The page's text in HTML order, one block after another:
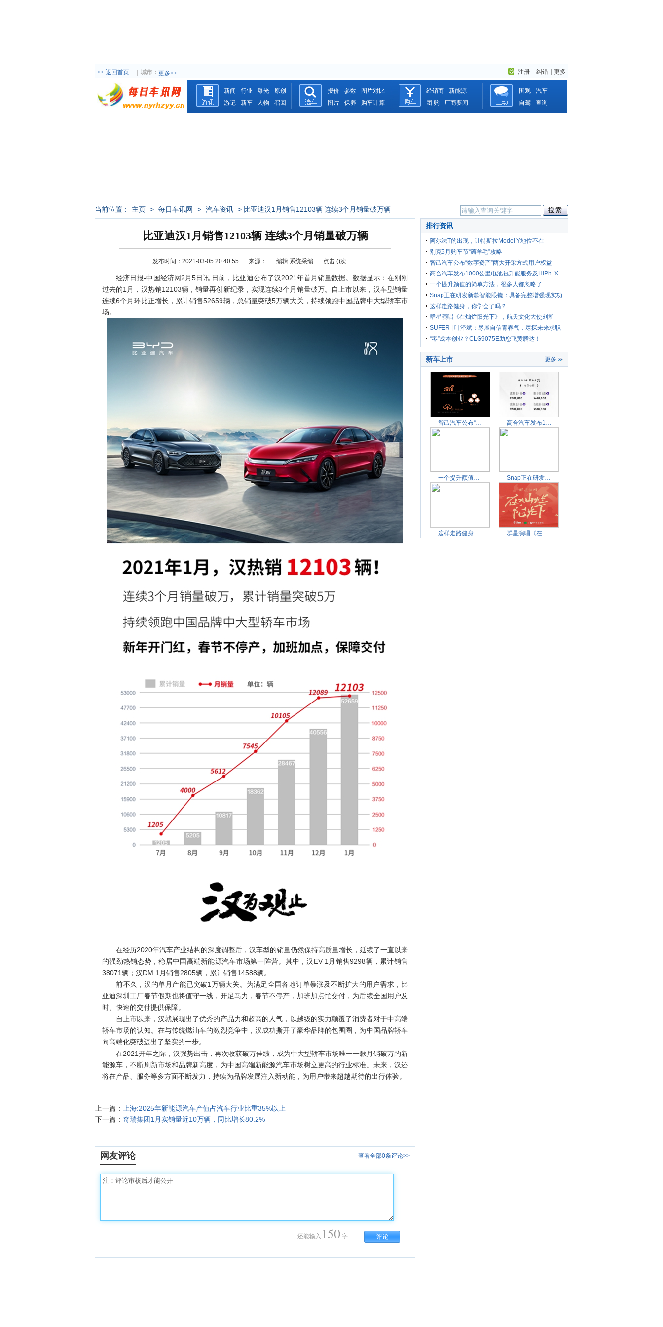
注册 纠错 更多
<< 返回首页 城市： 更多>>
新闻 行业 曝光
原创
游记
新车 人物 召回
报价 参数
图片对比
图片
保养 购车计算
经销商
新能源
团 购
厂商要闻
保养
围观
汽车
自驾
查询
当前位置： 主页 > 每日车讯网 > 汽车资讯 > 比亚迪汉1月销售12103辆 连续3个月销量破万辆
比亚迪汉1月销售12103辆 连续3个月销量破万辆
发布时间：2021-03-05 20:40:55 来源： 编辑:系统采编 点击:()次
经济日报-中国经济网2月5日讯 日前，比亚迪公布了汉2021年首月销量数据。数据显示：在刚刚
过去的1月，汉热销12103辆，销量再创新纪录，实现连续3个月销量破万。自上市以来，汉车型销量
连续6个月环比正增长，累计销售52659辆，总销量突破5万辆大关，持续领跑中国品牌中大型轿车市
场。
在经历2020年汽车产业结构的深度调整后，汉车型的销量仍然保持高质量增长，延续了一直以来
的强劲热销态势，稳居中国高端新能源汽车市场第一阵营。其中，汉EV 1月销售9298辆，累计销售
38071辆；汉DM 1月销售2805辆，累计销售14588辆。
前不久，汉的单月产能已突破1万辆大关。为满足全国各地订单暴涨及不断扩大的用户需求，比
亚迪深圳工厂春节假期也将值守一线，开足马力，春节不停产，加班加点忙交付，为后续全国用户及
时、快速的交付提供保障。
自上市以来，汉就展现出了优秀的产品力和超高的人气，以越级的实力颠覆了消费者对于中高端
轿车市场的认知。在与传统燃油车的激烈竞争中，汉成功撕开了豪华品牌的包围圈，为中国品牌轿车
向高端化突破迈出了坚实的一步。
在2021开年之际，汉强势出击，再次收获破万佳绩，成为中大型轿车市场唯一一款月销破万的新
能源车，不断刷新市场和品牌新高度，为中国高端新能源汽车市场树立更高的行业标准。未来，汉还
将在产品、服务等多方面不断发力，持续为品牌发展注入新动能，为用户带来超越期待的出行体验。
上一篇：
上海:2025年新能源汽车产值占汽车行业比重35%以上
下一篇： 奇瑞集团1月实销量近10万辆，同比增长80.2%
网友评论 查看全部0条评论>>
还能输入 150 字
排行资讯
阿尔法T的出现，让特斯拉Model Y地位不在
别克5月购车节“薅羊毛”攻略
智己汽车公布“数字资产”两大开采方式用户权益
高合汽车发布1000公里电池包升能服务及HiPhi X
四车型
一个提升颜值的简单方法，很多人都忽略了
Snap正在研发新款智能眼镜：具备完整增强现实功
能
这样走路健身，你学会了吗？
群星演唱《在灿烂阳光下》，航天文化大使刘和
刚、乌兰
SUFER | 叶泽斌：尽展自信青春气，尽探未来求职
路
“零”成本创业？CLG9075E助您飞黄腾达！
新车上市 更多
智己汽车公布“数字资产 高合汽车发布1000公里电
一个提升颜值的简单方法 Snap正在研发新款智能眼
这样走路健身，你学会了 群星演唱《在灿烂阳光下